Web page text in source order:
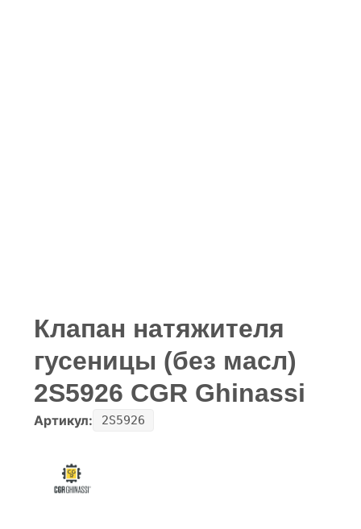
Клапан натяжителя
гусеницы (без масл)
2S5926 CGR Ghinassi
Артикул: 2S5926